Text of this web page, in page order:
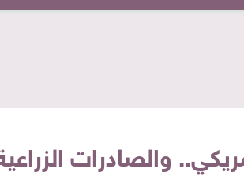
الزراعية تبلغ 2.25